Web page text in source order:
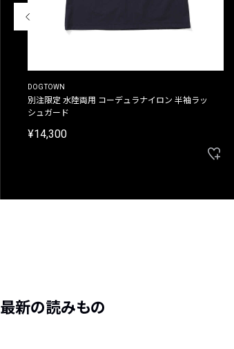
DOGTOWN
別注限定 水陸両用 コーデュラナイロン 半袖ラッ
シュガード
¥14,300
最新の読みもの